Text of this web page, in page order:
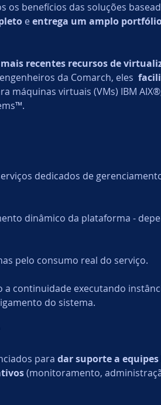
os benefícios das soluções
e entrega um amplo
recentes recursos de
da Comarch, eles
máquinas virtuais (VMs) IBM
dedicados de
dinâmico da plataforma -
pelo consumo real do serviço.
a continuidade executando
do sistema.
para dar suporte a
(monitoramento,